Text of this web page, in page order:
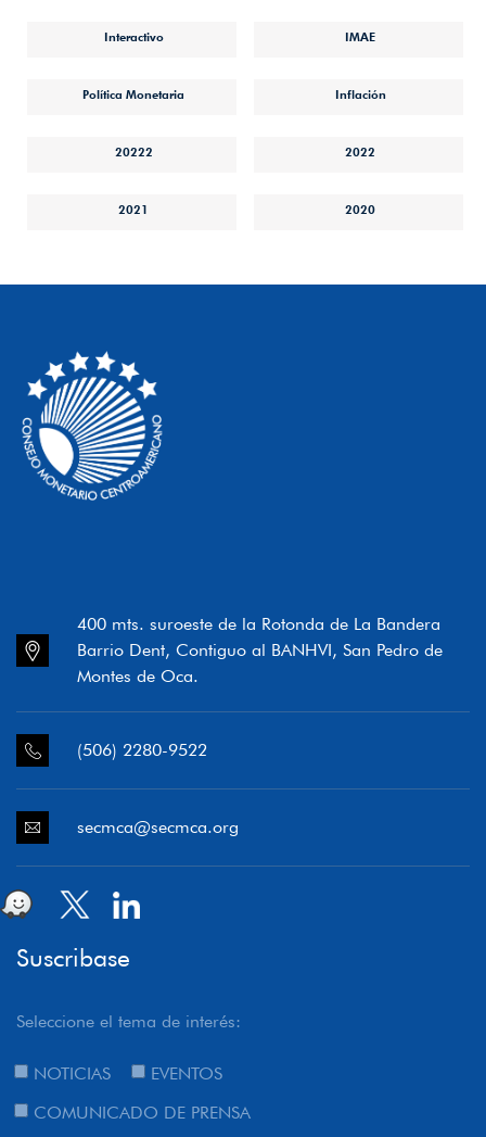
Interactivo IMAE
Política Monetaria Inflación
20222 2022
2021 2020
400 mts. suroeste de la Rotonda de La Bandera
Barrio Dent, Contiguo al BANHVI, San Pedro de
Montes de Oca.
(506) 2280-9522
secmca@secmca.org
Suscribase
Seleccione el tema de interés:
NOTICIAS
EVENTOS
COMUNICADO DE PRENSA